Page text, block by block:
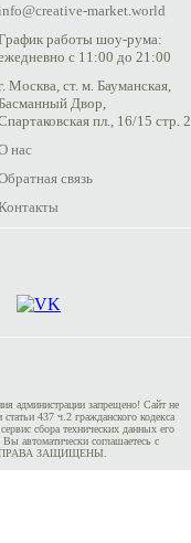
market.world
работы шоу-рума:
с 11:00 до 21:00
Москва, ст. м. Бауманская,
Двор,
пл., 16/15 стр. 2
нас
связь
администрации запрещено! Сайт не
437 ч.2 гражданского кодекса
сбора технических данных его
автоматически соглашаетесь с
ПРАВА ЗАЩИЩЕНЫ.